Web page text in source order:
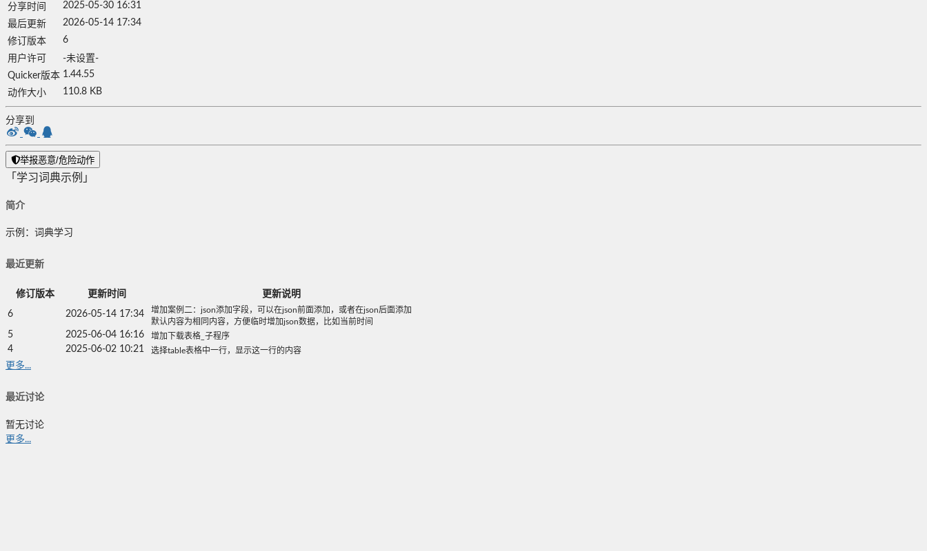
分享时间
2025-05-30 16:31
最后更新
2026-05-14 17:34
修订版本
6
用户许可
-未设置-
Quicker版本 1.44.55
动作大小
110.8 KB
分享到
举报恶意/危险动作
「学习词典示例」
简介
示例：词典学习
最近更新
修订版本 更新时间 更新说明
6 2026-05-14 17:34
增加案例二：json添加字段，可以在json前面添加，或者在json后面添加
默认内容为相同内容，方便临时增加json数据，比如当前时间
5 2025-06-04 16:16 增加下载表格_子程序
4 2025-06-02 10:21 选择table表格中一行，显示这一行的内容
更多...
最近讨论
暂无讨论
更多...